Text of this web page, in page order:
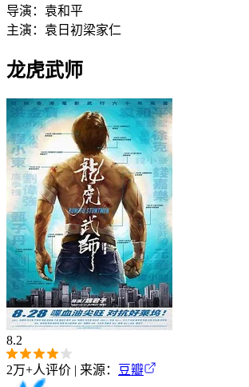
导演： 袁和平
主演： 袁日初梁家仁
龙虎武师
8.2
2万+人评价 | 来源： 豆瓣